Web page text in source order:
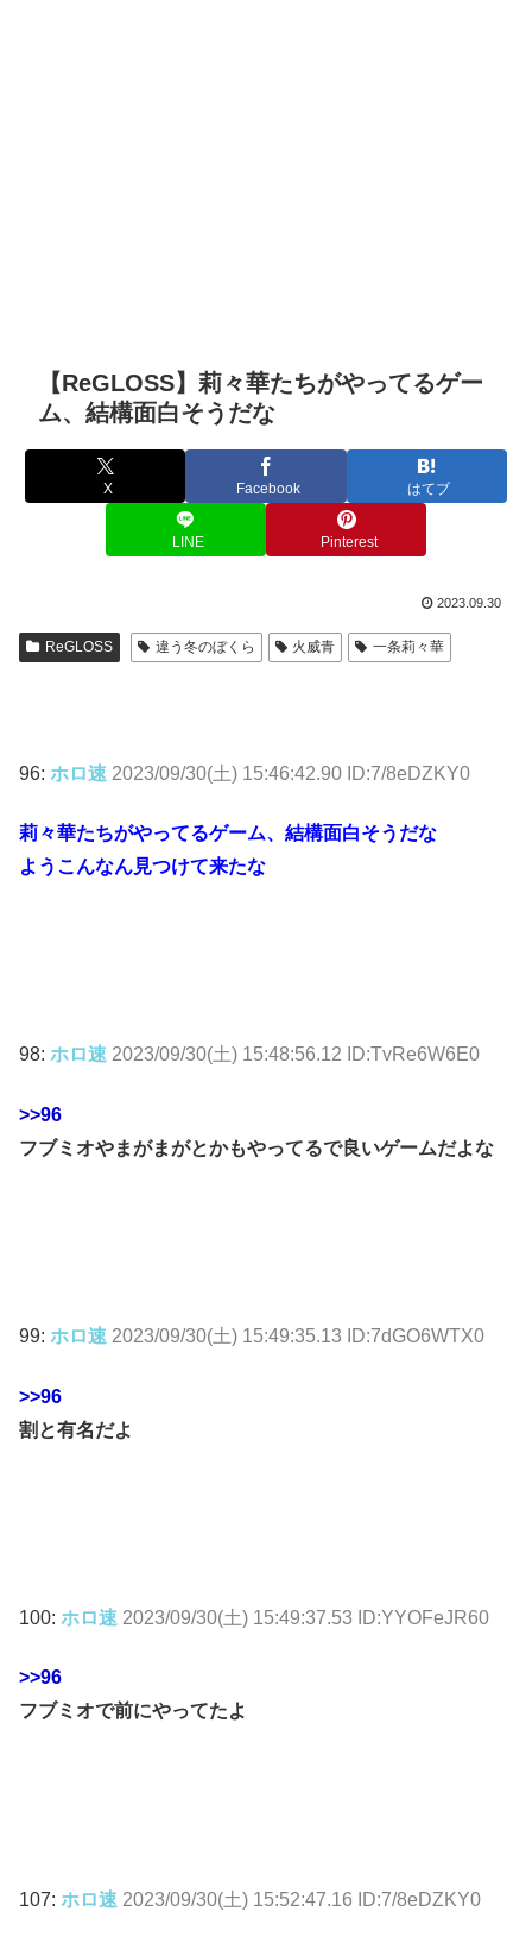
【ReGLOSS】莉々華たちがやってるゲー
ム、結構面白そうだな
X Facebook はてブ
LINE Pinterest
2023.09.30
ReGLOSS 違う冬のぼくら 火威青 一条莉々華
96: ホロ速 2023/09/30(土) 15:46:42.90 ID:7/8eDZKY0
莉々華たちがやってるゲーム、結構面白そうだな
ようこんなん見つけて来たな
98: ホロ速 2023/09/30(土) 15:48:56.12 ID:TvRe6W6E0
>>96
フブミオやまがまがとかもやってるで良いゲームだよな
99: ホロ速 2023/09/30(土) 15:49:35.13 ID:7dGO6WTX0
>>96
割と有名だよ
100: ホロ速 2023/09/30(土) 15:49:37.53 ID:YYOFeJR60
>>96
フブミオで前にやってたよ
107: ホロ速 2023/09/30(土) 15:52:47.16 ID:7/8eDZKY0